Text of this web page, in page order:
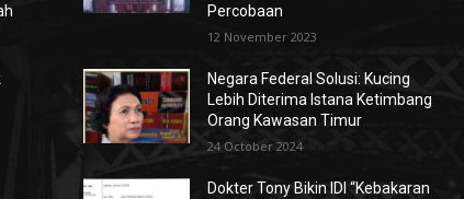
Percobaan
12 November 2023
Negara Federal Solusi: Kucing
Lebih Diterima Istana Ketimbang
Orang Kawasan Timur
24 October 2024
Dokter Tony Bikin IDI “Kebakaran